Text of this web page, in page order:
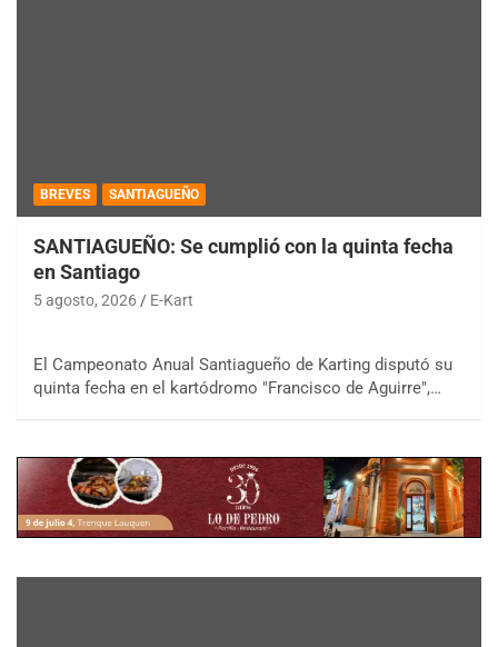
BREVES SANTIAGUEÑO
SANTIAGUEÑO: Se cumplió con la quinta fecha
en Santiago
5 agosto, 2026 E-Kart
El Campeonato Anual Santiagueño de Karting disputó su
quinta fecha en el kartódromo "Francisco de Aguirre",…